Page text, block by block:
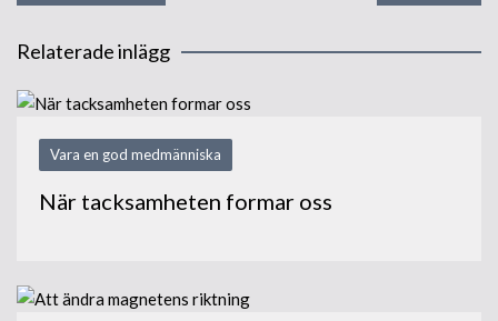
Relaterade inlägg
Vara en god medmänniska
När tacksamheten formar oss